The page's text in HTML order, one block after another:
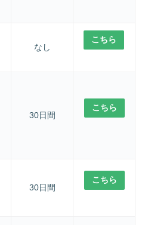
なし
こちら
30日間
こちら
30日間
こちら